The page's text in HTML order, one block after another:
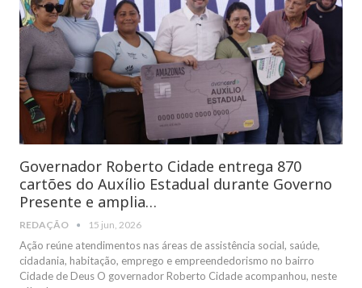
Governador Roberto Cidade entrega 870
cartões do Auxílio Estadual durante Governo
Presente e amplia…
REDAÇÃO 15 jun, 2026
Ação reúne atendimentos nas áreas de assistência social, saúde,
cidadania, habitação, emprego e empreendedorismo no bairro
Cidade de Deus O governador Roberto Cidade acompanhou, neste